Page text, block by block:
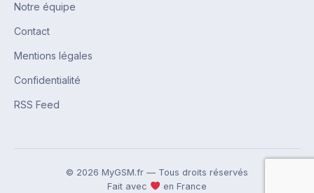
Notre équipe
Contact
Mentions légales
Confidentialité
RSS Feed
© 2026 MyGSM.fr — Tous droits réservés
Fait avec
en France